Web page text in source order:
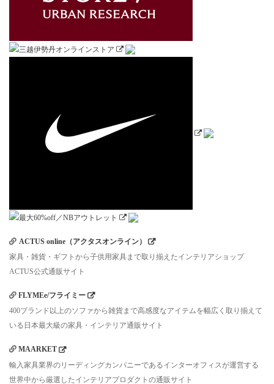
ACTUS online（アクタスオンライン）
家具・雑貨・ギフトから子供用家具まで取り揃えたインテリアショップ
ACTUS公式通販サイト
FLYMEe/フライミー
400ブランド以上のソファから雑貨まで高感度なアイテムを幅広く取り揃えて
いる日本最大級の家具・インテリア通販サイト
MAARKET
輸入家具業界のリーディングカンパニーであるインターオフィスが運営する
世界中から厳選したインテリアプロダクトの通販サイト